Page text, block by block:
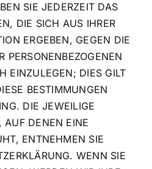
SIE JEDERZEIT DAS
DIE SICH AUS IHRER
ERGEBEN, GEGEN DIE
PERSONENBEZOGENEN
EINZULEGEN; DIES GILT
BESTIMMUNGEN
DIE JEWEILIGE
AUF DENEN EINE
ENTNEHMEN SIE
WENN SIE